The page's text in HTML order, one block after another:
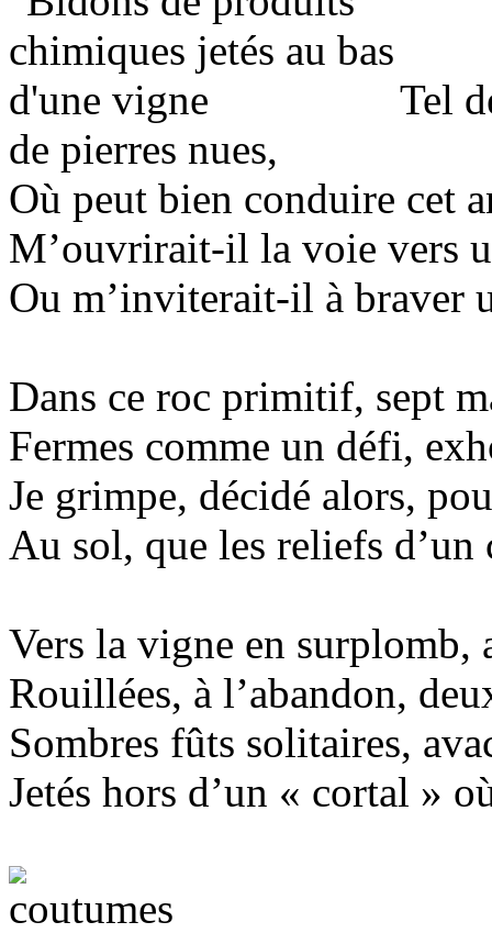
Tel
de pierres nues,
Où peut bien conduire cet
M’ouvrirait-il la voie vers
Ou m’inviterait-il à braver
Dans ce roc primitif, sept
Fermes comme un défi,
Je grimpe, décidé alors,
Au sol, que les reliefs d’un
Vers la vigne en surplomb,
Rouillées, à l’abandon,
Sombres fûts solitaires,
Jetés hors d’un « cortal »